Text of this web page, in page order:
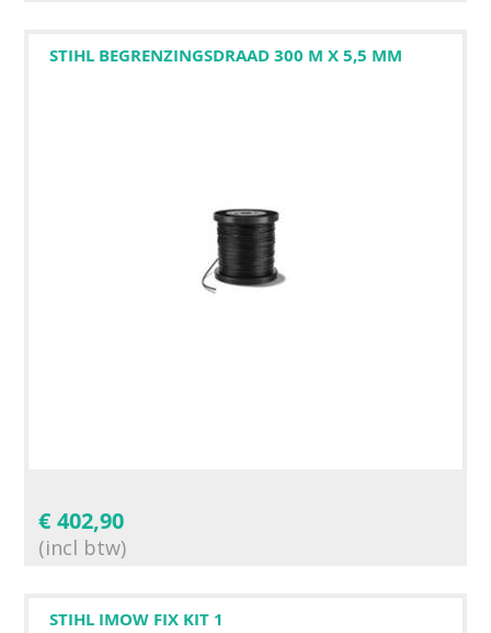
STIHL BEGRENZINGSDRAAD 300 M X 5,5 MM
€ 402,90
(incl btw)
STIHL IMOW FIX KIT 1